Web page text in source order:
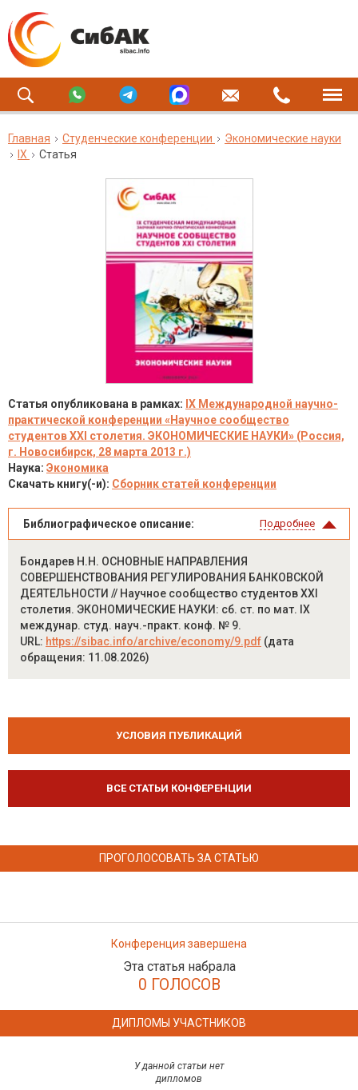
Главная Студенческие конференции
Экономические науки
IX
Статья
Статья опубликована в рамках: IX Международной научно-
практической конференции «Научное сообщество
студентов XXI столетия. ЭКОНОМИЧЕСКИЕ НАУКИ» (Россия,
г. Новосибирск, 28 марта 2013 г.)
Наука: Экономика
Скачать книгу(-и): Сборник статей конференции
Библиографическое описание: Подробнее
Бондарев Н.Н. ОСНОВНЫЕ НАПРАВЛЕНИЯ
СОВЕРШЕНСТВОВАНИЯ РЕГУЛИРОВАНИЯ БАНКОВСКОЙ
ДЕЯТЕЛЬНОСТИ // Научное сообщество студентов XXI
столетия. ЭКОНОМИЧЕСКИЕ НАУКИ: сб. ст. по мат. IX
междунар. студ. науч.-практ. конф. № 9.
URL: https://sibac.info/archive/economy/9.pdf (дата
обращения: 11.08.2026)
УСЛОВИЯ ПУБЛИКАЦИЙ
ВСЕ СТАТЬИ КОНФЕРЕНЦИИ
ПРОГОЛОСОВАТЬ ЗА СТАТЬЮ
Конференция завершена
Эта статья набрала
0 ГОЛОСОВ
ДИПЛОМЫ УЧАСТНИКОВ
У данной статьи нет
дипломов